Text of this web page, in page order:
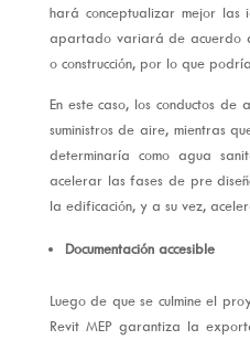
hará conceptualizar mejor las
apartado variará de acuerdo
o construcción, por lo que
En este caso, los conductos
suministros de aire, mientras
determinaría como agua
acelerar las fases de pre
la edificación, y a su vez,
Documentación accesible
Luego de que se culmine el
Revit MEP garantiza la